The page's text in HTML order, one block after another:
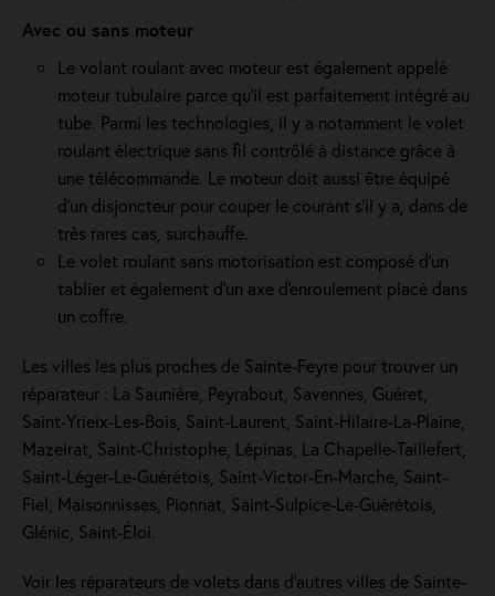
Avec ou sans moteur
Le volant roulant avec moteur est également appelé
moteur tubulaire parce qu'il est parfaitement intégré au
tube. Parmi les technologies, il y a notamment le volet
roulant électrique sans fil contrôlé à distance grâce à
une télécommande. Le moteur doit aussi être équipé
d'un disjoncteur pour couper le courant s'il y a, dans de
très rares cas, surchauffe.
Le volet roulant sans motorisation est composé d'un
tablier et également d'un axe d'enroulement placé dans
un coffre.
Les villes les plus proches de Sainte-Feyre pour trouver un
réparateur : La Saunière, Peyrabout, Savennes, Guéret,
Saint-Yrieix-Les-Bois, Saint-Laurent, Saint-Hilaire-La-Plaine,
Mazeirat, Saint-Christophe, Lépinas, La Chapelle-Taillefert,
Saint-Léger-Le-Guérétois, Saint-Victor-En-Marche, Saint-
Fiel, Maisonnisses, Pionnat, Saint-Sulpice-Le-Guérétois,
Glénic, Saint-Éloi.
Voir les réparateurs de volets dans d’autres villes de Sainte-